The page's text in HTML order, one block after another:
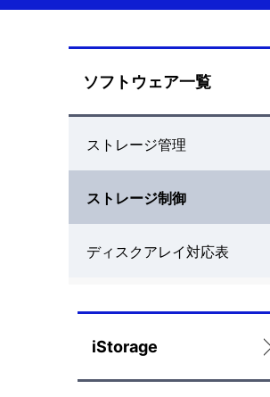
の
在
を
ロ
ー
カ
ナ
ビ
ソフトウェア一覧
ストレージ管理
ストレージ制御
ディスクアレイ対応表
iStorage